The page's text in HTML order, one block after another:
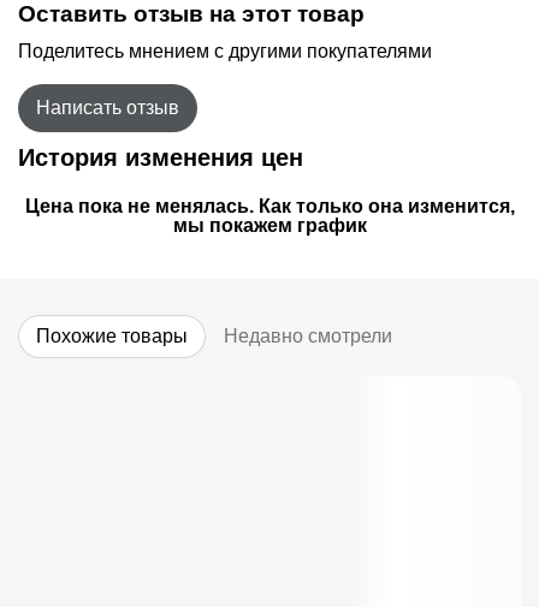
Оставить отзыв на этот товар
Поделитесь мнением с другими покупателями
Написать отзыв
История изменения цен
Цена пока не менялась. Как только она изменится,
мы покажем график
Похожие товары Недавно смотрели